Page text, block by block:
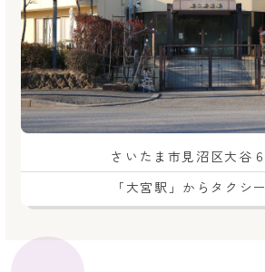
さいたま市見沼区大谷
「大宮駅」からタクシ